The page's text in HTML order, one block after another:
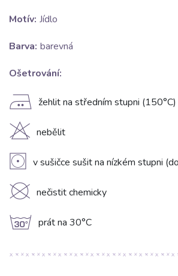
Motív: Jídlo
Barva: barevná
Ošetrování:
E žehlit na středním stupni (150°C)
H nebělit
V v sušičce sušit na nízkém stupni
K nečistit chemicky
g prát na 30°C